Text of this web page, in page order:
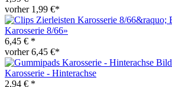
vorher 1,99 €*
Karosserie 8/66»
6,45 € *
vorher 6,45 €*
Karosserie - Hinterachse
2,94 € *